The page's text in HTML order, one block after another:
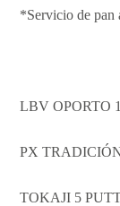
*Servicio de pan
LBV OPORTO
PX
TOKAJI 5